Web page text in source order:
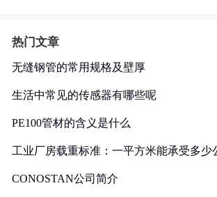
热门文章
无缝钢管的常用规格及壁厚
生活中常见的传感器有哪些呢
PE100管材的含义是什么
工业厂房载重标准：一平方米能承受多少
CONOSTAN公司简介